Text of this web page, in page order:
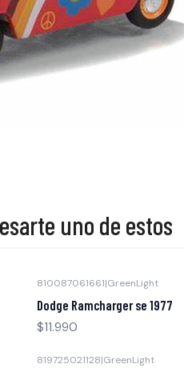
uno de estos
810087061661|GreenLight
Dodge Ramcharger se 1977
$11.990
819725021128|GreenLight